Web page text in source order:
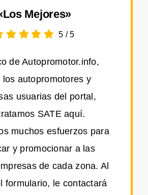
Mejores»
5 /5
de Autopromotor.info,
los autopromotores y
usuarias del portal,
SATE aquí.
muchos esfuerzos para
y promocionar a las
de cada zona. Al
formulario, le contactará